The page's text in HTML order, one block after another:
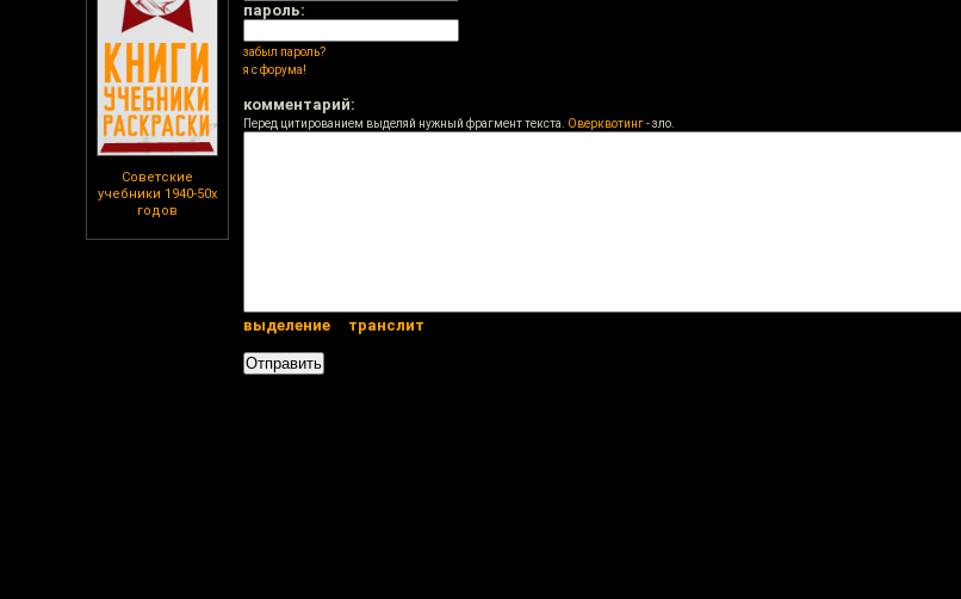
Советские
учебники 1940-50х
годов
пароль:
забыл пароль?
я с форума!
комментарий:
Перед цитированием выделяй нужный фрагмент текста. Оверквотинг- зло.
выделение транслит